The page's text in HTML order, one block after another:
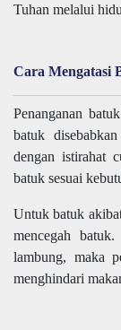
Tuhan melalui
Cara Mengatasi
Penanganan
batuk
dengan istirahat
batuk sesuai
Untuk batuk
mencegah
lambung, maka
menghindari